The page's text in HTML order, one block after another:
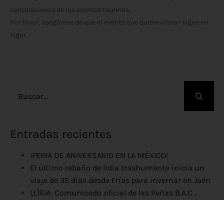
cancelaciones de los eventos taurinos.
Por favor, asegúrese de que el evento que quiere visitar sigue en
vigor.
Entradas recientes
¡FERIA DE ANIVERSARIO EN LA MÉXICO!
El último rebaño de lidia trashumante inicia un
viaje de 35 días desde Frías para invernar en Jaén
LLÍRIA: Comunicado oficial de las Peñas B.A.C ,